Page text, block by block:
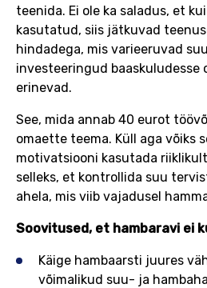
teenida. Ei ole ka saladus, et
kasutatud, siis jätkuvad
hindadega, mis varieeruvad
investeeringud baaskuludesse
erinevad.
See, mida annab 40 eurot
omaette teema. Küll aga võiks
motivatsiooni kasutada
selleks, et kontrollida suu
ahela, mis viib vajadusel
Soovitused, et hambaravi ei
Käige hambaarsti juures
võimalikud suu- ja